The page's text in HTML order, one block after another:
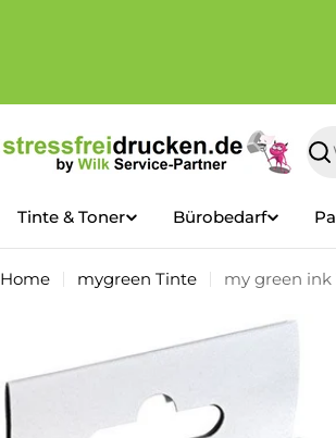
Tinte & Toner Bürobedarf
Home mygreen Tinte my green ink
den
Produktinformationen